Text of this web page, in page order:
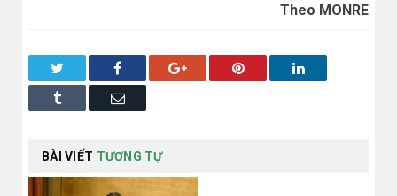
Theo MONRE
Facebook Google+ Pinterest LinkedIn
Tumblr Email
BÀI VIẾT TƯƠNG TỰ